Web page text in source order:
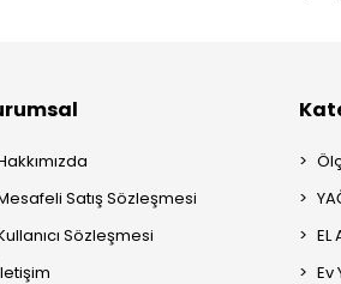
Satış Sözleşmesi
Sözleşmesi
EL
Ev